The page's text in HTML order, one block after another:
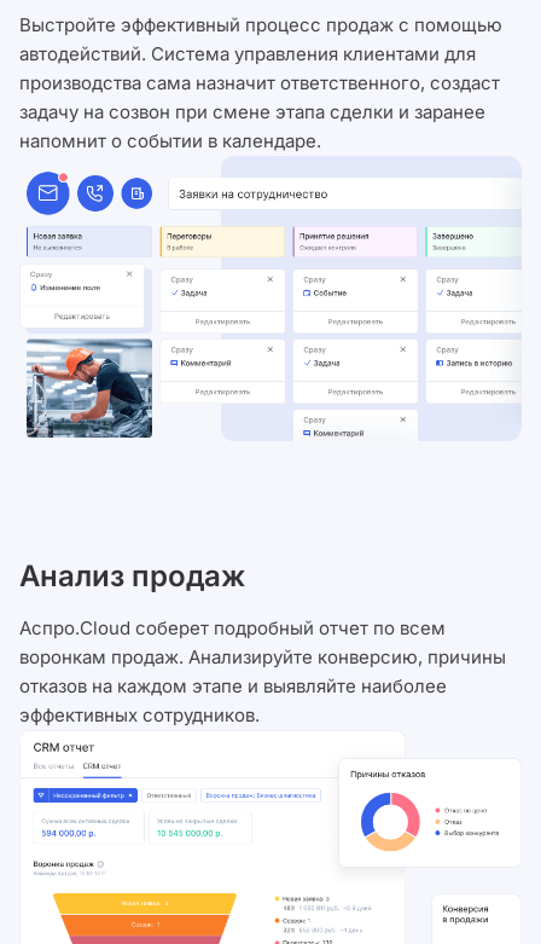
Выстройте эффективный процесс продаж с помощью
автодействий. Система управления клиентами для
производства сама назначит ответственного, создаст
задачу на созвон при смене этапа сделки и заранее
напомнит о событии в календаре.
Анализ продаж
Аспро.Cloud соберет подробный отчет по всем
воронкам продаж. Анализируйте конверсию, причины
отказов на каждом этапе и выявляйте наиболее
эффективных сотрудников.